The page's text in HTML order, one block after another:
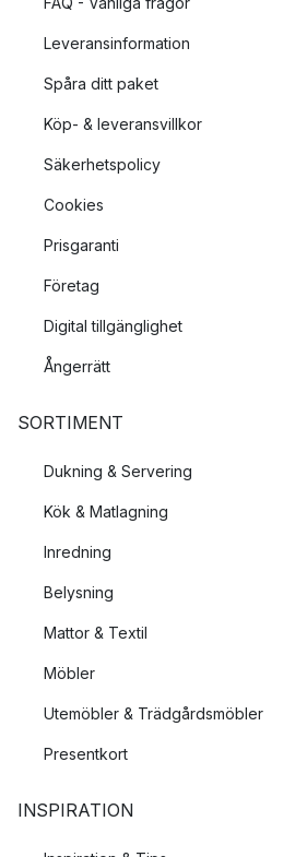
Leveransinformation
Spåra ditt paket
Köp- & leveransvillkor
Säkerhetspolicy
Cookies
Prisgaranti
Företag
Digital tillgänglighet
Ångerrätt
SORTIMENT
Dukning & Servering
Kök & Matlagning
Inredning
Belysning
Mattor & Textil
Möbler
Utemöbler & Trädgårdsmöbler
Presentkort
INSPIRATION